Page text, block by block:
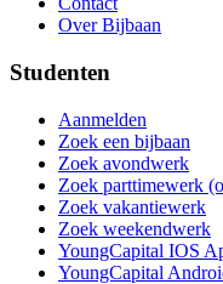
Over Bijbaan
Studenten
Aanmelden
Zoek een bijbaan
Zoek avondwerk
Zoek parttimewerk
Zoek vakantiewerk
Zoek weekendwerk
YoungCapital IOS
YoungCapital